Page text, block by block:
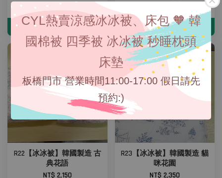
CYL熱賣涼感冰冰被、床包 🧡 韓
國棉被 四季被 冰冰被 秒睡枕頭
床墊
板橋門市 營業時間11:00-17:00 假日請先
預約:)
NT$ 2,150
加入購物車 加入購物車
R22【冰冰被】韓國製造 古
典花語
NT$ 2,150
R23【冰冰被】韓國製造 貓
咪花園
NT$ 2,350